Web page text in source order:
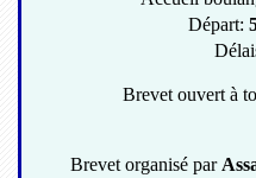
Départ:
Brevet ouvert à
Brevet organisé par